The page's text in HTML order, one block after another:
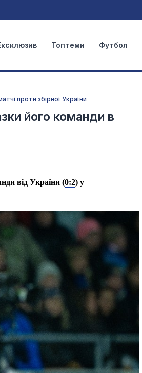
Топтеми Футбол
проти збірної України
його команди в
від України (0:2) у